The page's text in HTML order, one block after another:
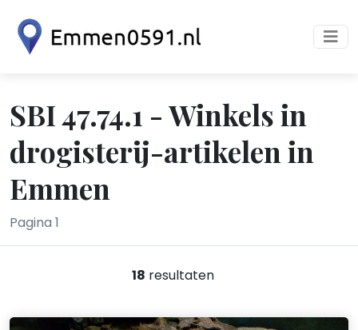
SBI 47.74.1 - Winkels in
drogisterij-artikelen in
Emmen
Pagina 1
18 resultaten